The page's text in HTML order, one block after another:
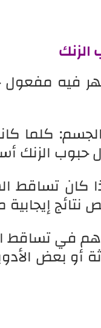
فيه
كلما
الزنك
تساقط
إيجابية
في تساقط
أو بعض